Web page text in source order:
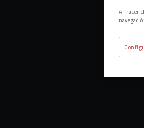
Al hacer